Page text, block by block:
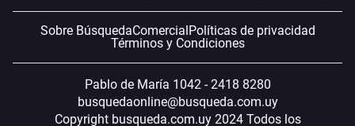
Sobre BúsquedaComercialPolíticas de privacidad
Términos y Condiciones
Pablo de María 1042 - 2418 8280
busquedaonline@busqueda.com.uy
Copyright busqueda.com.uy 2024 Todos los